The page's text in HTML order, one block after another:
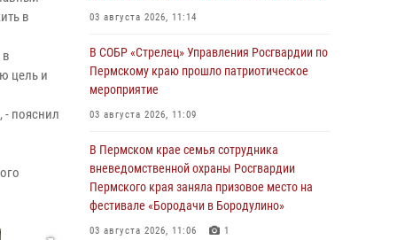
в
цель и
- пояснил
03 августа 2026, 11:14
В СОБР «Стрелец» Управления Росгвардии по
Пермскому краю прошло патриотическое
мероприятие
03 августа 2026, 11:09
В Пермском крае семья сотрудника
вневедомственной охраны Росгвардии
Пермского края заняла призовое место на
фестивале «Бородачи в Бородулино»
03 августа 2026, 11:06 1